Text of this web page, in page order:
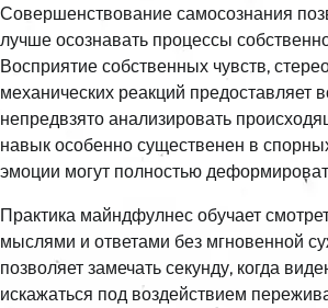
Совершенствование самосознания
лучше осознавать процессы
Восприятие собственных чувств,
механических реакций предоставляет
непредвзято анализировать
навык особенно существенен в
эмоции могут полностью
Практика майндфулнес обучает
мыслями и ответами без мгновенной
позволяет замечать секунду, когда
искажаться под воздействием